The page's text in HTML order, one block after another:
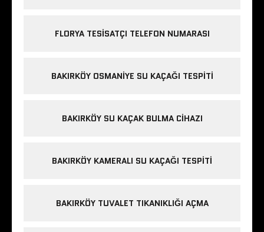
FLORYA TESISATÇI TELEFON NUMARASI
BAKIRKÖY OSMANIYE SU KAÇAĞI TESPITI
BAKIRKÖY SU KAÇAK BULMA CIHAZI
BAKIRKÖY KAMERALI SU KAÇAĞI TESPITI
BAKIRKÖY TUVALET TIKANIKLIĞI AÇMA